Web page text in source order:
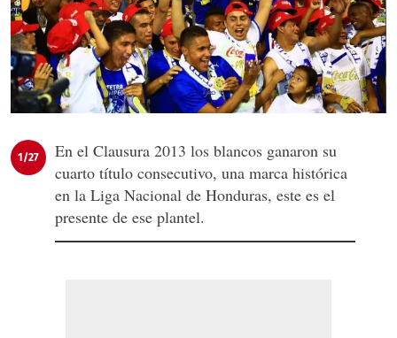
1/27
En el Clausura 2013 los blancos ganaron su
cuarto título consecutivo, una marca histórica
en la Liga Nacional de Honduras, este es el
presente de ese plantel.